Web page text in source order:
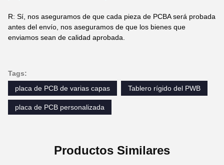
R: Sí, nos aseguramos de que cada pieza de PCBA será probada
antes del envío, nos aseguramos de que los bienes que
enviamos sean de calidad aprobada.
Tags:
placa de PCB de varias capas
Tablero rígido del PWB
placa de PCB personalizada
Productos Similares